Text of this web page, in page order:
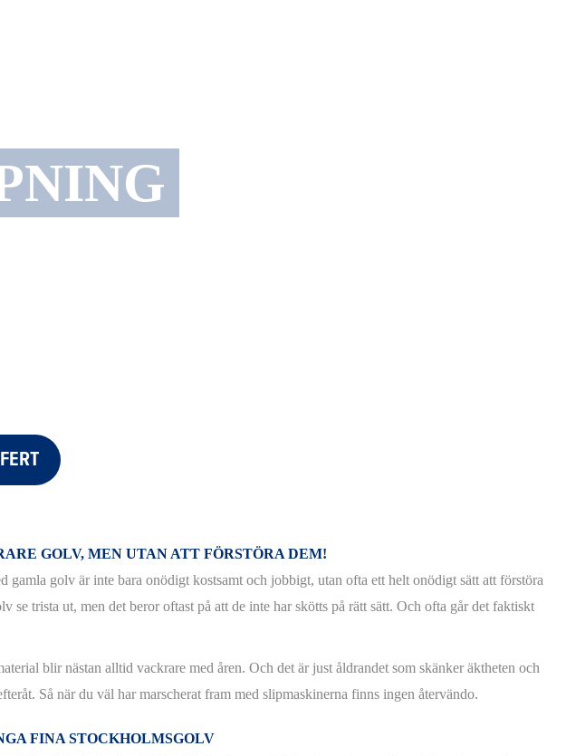
GOLV, MEN UTAN ATT FÖRSTÖRA DEM!
gamla golv är inte bara onödigt kostsamt och jobbigt, utan ofta ett helt onödigt sätt att förstöra
se trista ut, men det beror oftast på att de inte har skötts på rätt sätt. Och ofta går det faktiskt
blir nästan alltid vackrare med åren. Och det är just åldrandet som skänker äktheten och
Så när du väl har marscherat fram med slipmaskinerna finns ingen återvändo.
FINA STOCKHOLMSGOLV